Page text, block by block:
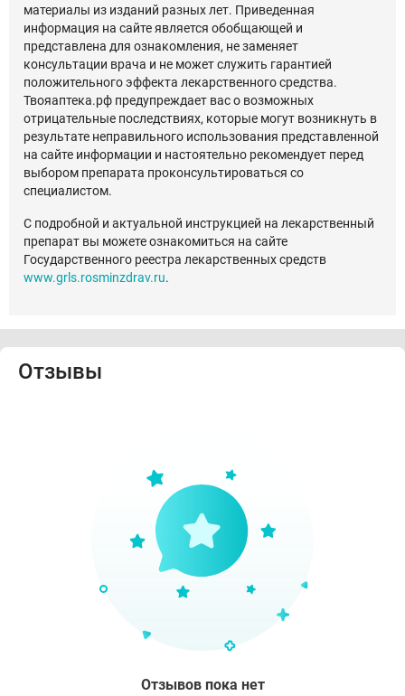
материалы из изданий разных лет. Приведенная
информация на сайте является обобщающей и
представлена для ознакомления, не заменяет
консультации врача и не может служить гарантией
положительного эффекта лекарственного средства.
Твояаптека.рф предупреждает вас о возможных
отрицательные последствиях, которые могут возникнуть в
результате неправильного использования представленной
на сайте информации и настоятельно рекомендует перед
выбором препарата проконсультироваться со
специалистом.
С подробной и актуальной инструкцией на лекарственный
препарат вы можете ознакомиться на сайте
Государственного реестра лекарственных средств
www.grls.rosminzdrav.ru.
Отзывы
Отзывов пока нет